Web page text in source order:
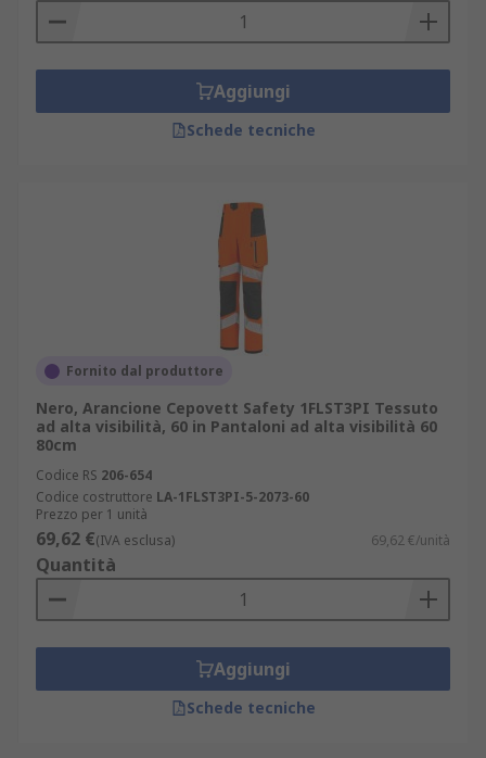
Aggiungi
Schede tecniche
Fornito dal produttore
Nero, Arancione Cepovett Safety 1FLST3PI Tessuto
ad alta visibilità, 60 in Pantaloni ad alta visibilità 60
80cm
Codice RS 206-654
Codice costruttore LA-1FLST3PI-5-2073-60
Prezzo per 1 unità
69,62 €(IVA esclusa) 69,62 €/unità
Quantità
Aggiungi
Schede tecniche